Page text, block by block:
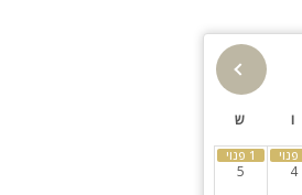
ו ש
4
5